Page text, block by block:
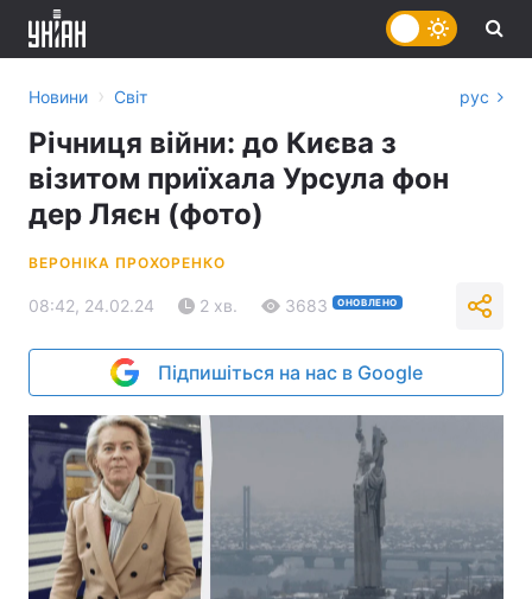
Новини › Світ рус
Річниця війни: до Києва з
візитом приїхала Урсула фон
дер Ляєн (фото)
ВЕРОНІКА ПРОХОРЕНКО
08:42, 24.02.24 2 хв. 3683 ОНОВЛЕНО
Підпишіться на нас в Google